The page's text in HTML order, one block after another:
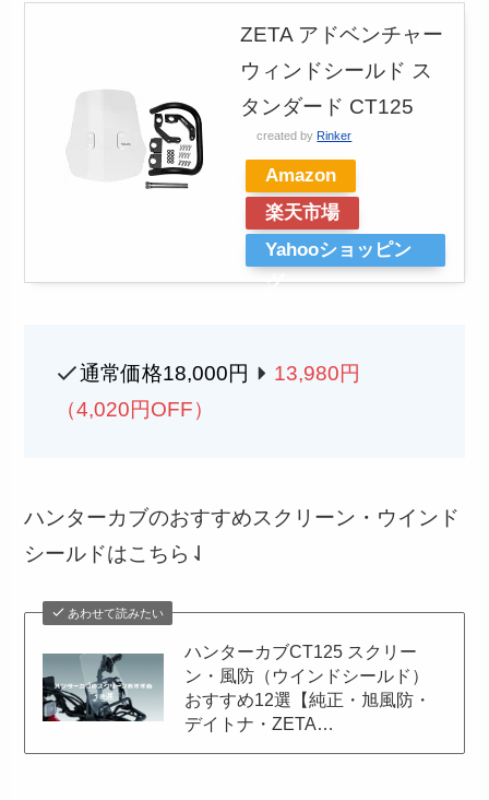
ZETA アドベンチャー
ウィンドシールド ス
タンダード CT125
created by Rinker
Amazon
楽天市場
Yahooショッピン
グ
通常価格18,000円
13,980円
（4,020円OFF）
ハンターカブのおすすめスクリーン・ウインド
シールドはこちら⇃
あわせて読みたい
ハンターカブCT125 スクリー
ン・風防（ウインドシールド）
おすすめ12選【純正・旭風防・
デイトナ・ZETA…